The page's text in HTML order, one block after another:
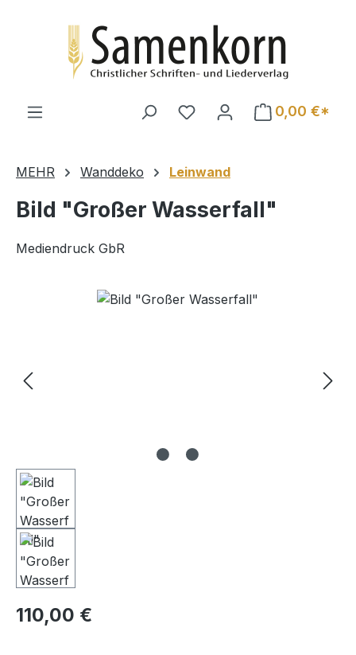
0,00 €*
MEHR Wanddeko Leinwand
Bild "Großer Wasserfall"
Mediendruck GbR
Bildergalerie überspringen
Regulärer Preis:
110,00 €